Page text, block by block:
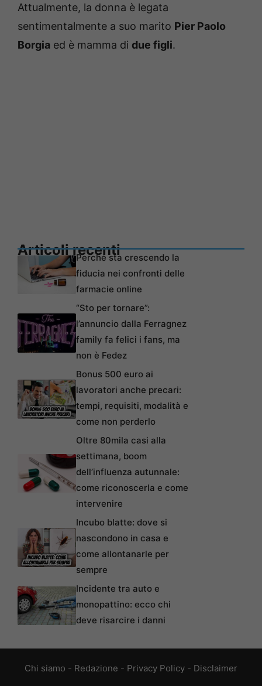
Attualmente, la donna è legata
sentimentalmente a suo marito Pier Paolo
Borgia ed è mamma di due figli.
Articoli recentiPerché sta crescendo la
fiducia nei confronti delle
farmacie online
“Sto per tornare”:
l’annuncio dalla Ferragnez
family fa felici i fans, ma
non è Fedez
Bonus 500 euro ai
lavoratori anche precari:
tempi, requisiti, modalità e
come non perderlo
Oltre 80mila casi alla
settimana, boom
dell’influenza autunnale:
come riconoscerla e come
intervenire
Incubo blatte: dove si
nascondono in casa e
come allontanarle per
sempre
Incidente tra auto e
monopattino: ecco chi
deve risarcire i danni
Chi siamo - Redazione - Privacy Policy - Disclaimer